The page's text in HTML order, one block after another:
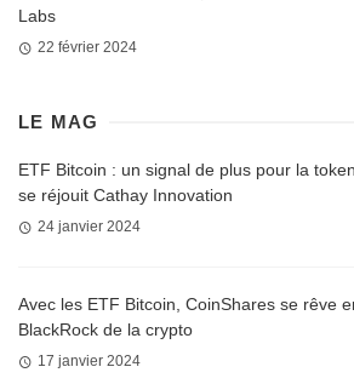
Labs
22 février 2024
LE MAG
ETF Bitcoin : un signal de plus pour la
se réjouit Cathay Innovation
24 janvier 2024
Avec les ETF Bitcoin, CoinShares se rêve
BlackRock de la crypto
17 janvier 2024